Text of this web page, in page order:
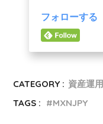
フォローする
CATEGORY : 資産運用
TAGS :
MXNJPY